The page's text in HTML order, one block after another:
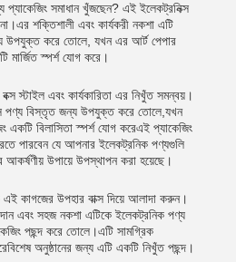
সমাধান খুঁজছেন? এই ইলেকট্রনিক্স
শক্তিশালী এবং কার্যকরী নকশা এটি
উপযুক্ত করে তোলে, যখন এর আর্ট পেপার
মার্জিত স্পর্শ যোগ করে।
স্টাইল এবং কার্যকারিতা এর নিখুঁত সমন্বয়।
পণ্য বিস্তৃত জন্য উপযুক্ত করে তোলে,যখন
একটি বিলাসিতা স্পর্শ যোগ করেএই প্যাকেজিং
পারবেন যে আপনার ইলেকট্রনিক পণ্যগুলি
আকর্ষণীয় উপায়ে উপস্থাপন করা হয়েছে।
কাগজের উপহার বাক্স দিয়ে আলাদা করুন।
এবং সহজ নকশা এটিকে ইলেকট্রনিক পণ্য
পছন্দ করে তোলে।এটি সামগ্রিক
অনুষ্ঠানের জন্য এটি একটি নিখুঁত পছন্দ।